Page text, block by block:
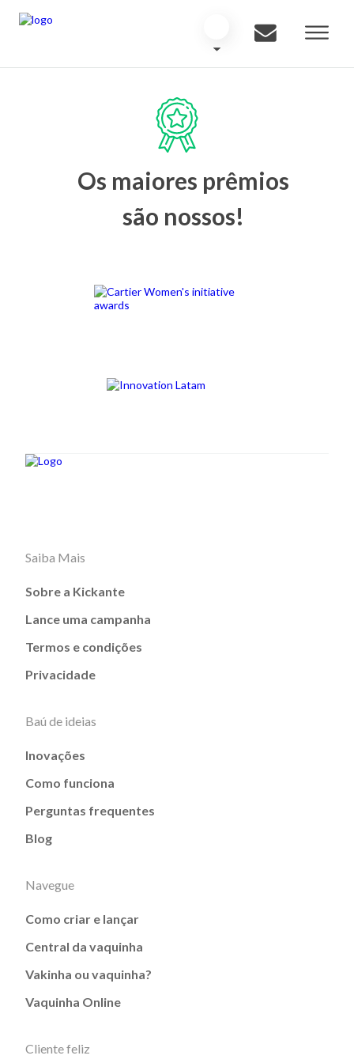
Os maiores prêmios
são nossos!
Saiba Mais
Sobre a Kickante
Lance uma campanha
Termos e condições
Privacidade
Baú de ideias
Inovações
Como funciona
Perguntas frequentes
Blog
Navegue
Como criar e lançar
Central da vaquinha
Vakinha ou vaquinha?
Vaquinha Online
Cliente feliz